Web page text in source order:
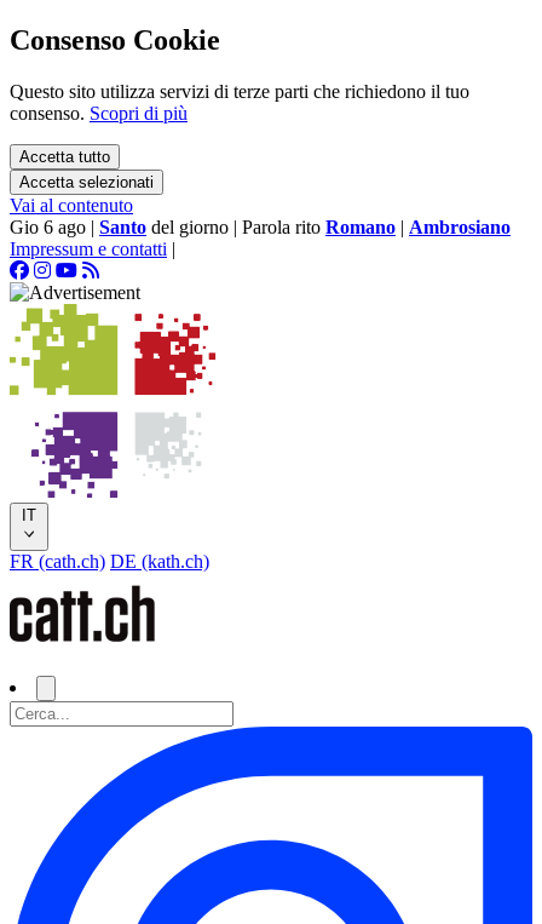
Consenso Cookie
Questo sito utilizza servizi di terze parti che richiedono il tuo
consenso. Scopri di più
Accetta tutto
Accetta selezionati
Vai al contenuto
Gio 6 ago | Santo del giorno | Parola rito Romano | Ambrosiano
Impressum e contatti |
IT
FR (cath.ch) DE (kath.ch)